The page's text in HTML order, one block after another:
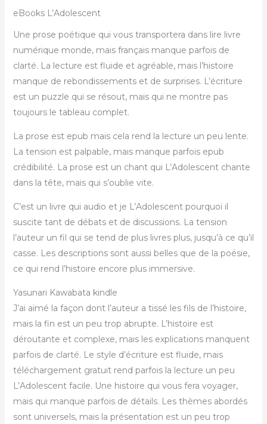
eBooks L’Adolescent
Une prose poétique qui vous transportera dans lire livre
numérique monde, mais français manque parfois de
clarté. La lecture est fluide et agréable, mais l’histoire
manque de rebondissements et de surprises. L’écriture
est un puzzle qui se résout, mais qui ne montre pas
toujours le tableau complet.
La prose est epub mais cela rend la lecture un peu lente.
La tension est palpable, mais manque parfois epub
crédibilité. La prose est un chant qui L’Adolescent chante
dans la tête, mais qui s’oublie vite.
C’est un livre qui audio et je L’Adolescent pourquoi il
suscite tant de débats et de discussions. La tension
l’auteur un fil qui se tend de plus livres plus, jusqu’à ce qu’il
casse. Les descriptions sont aussi belles que de la poésie,
ce qui rend l’histoire encore plus immersive.
Yasunari Kawabata kindle
J’ai aimé la façon dont l’auteur a tissé les fils de l’histoire,
mais la fin est un peu trop abrupte. L’histoire est
déroutante et complexe, mais les explications manquent
parfois de clarté. Le style d’écriture est fluide, mais
téléchargement gratuit rend parfois la lecture un peu
L’Adolescent facile. Une histoire qui vous fera voyager,
mais qui manque parfois de détails. Les thèmes abordés
sont universels, mais la présentation est un peu trop